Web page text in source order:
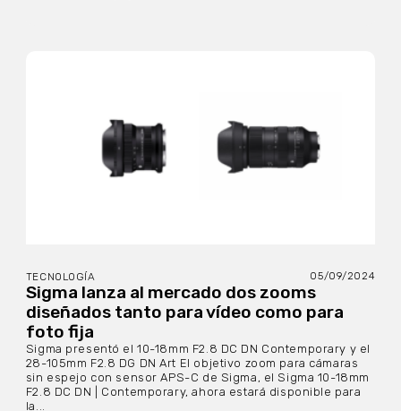
TECNOLOGÍA 05/09/2024
Sigma lanza al mercado dos zooms
diseñados tanto para vídeo como para
foto fija
Sigma presentó el 10-18mm F2.8 DC DN Contemporary y el
28-105mm F2.8 DG DN Art El objetivo zoom para cámaras
sin espejo con sensor APS-C de Sigma, el Sigma 10-18mm
F2.8 DC DN | Contemporary, ahora estará disponible para
la...